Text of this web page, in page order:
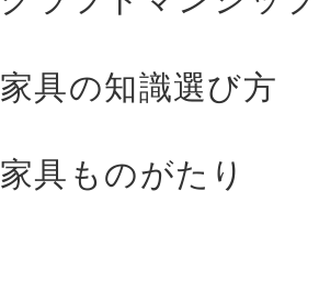
家具の知識選び方
家具ものがたり